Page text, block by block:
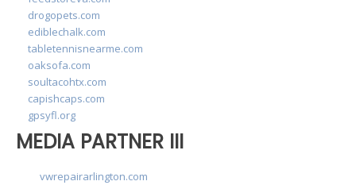
drogopets.com
ediblechalk.com
tabletennisnearme.com
oaksofa.com
soultacohtx.com
capishcaps.com
gpsyfl.org
MEDIA PARTNER III
vwrepairarlington.com